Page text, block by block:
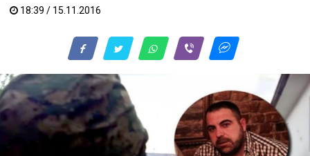
18:39 / 15.11.2016